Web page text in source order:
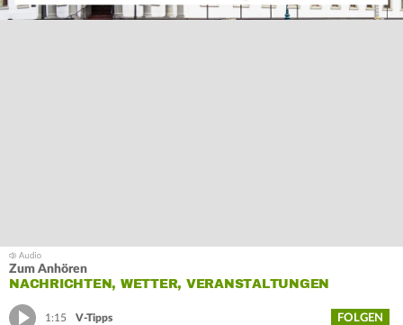
Zum Anhören
NACHRICHTEN, WETTER, VERANSTALTUNGEN
1:15 V-Tipps FOLGEN